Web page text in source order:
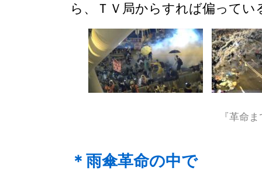
ら、ＴＶ局からすれば偏って
『革命
＊雨傘革命の中で